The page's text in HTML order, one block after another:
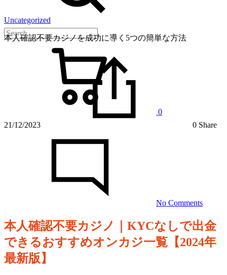
0
Uncategorized
本人確認不要カジノを成功に導く5つの簡単な方法
21/12/2023 0 Share
No Commentsカ
ジ
ノ
を
成
本
人
確
本人確認不要カジノ｜KYCなしで出金
できるおすすめオンカジ一覧【2024年
最新版】